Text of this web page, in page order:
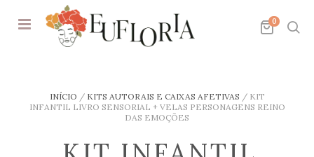
0
INÍCIO / KITS AUTORAIS E CAIXAS AFETIVAS /KIT
INFANTIL LIVRO SENSORIAL + VELAS PERSONAGENS REINO
DAS EMOÇÕES